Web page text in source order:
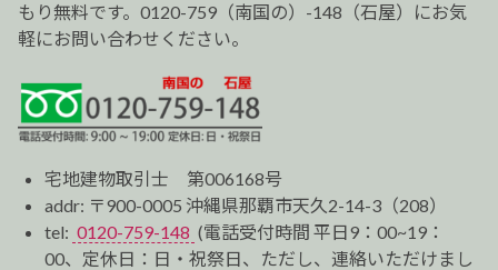
もり無料です。0120-759（南国の）-148（石屋）にお気
軽にお問い合わせください。
宅地建物取引士 第006168号
addr: 〒900-0005 沖縄県那覇市天久2-14-3（208）
tel: 0120-759-148 (電話受付時間 平日9：00~19：
00、定休日：日・祝祭日、ただし、連絡いただけまし